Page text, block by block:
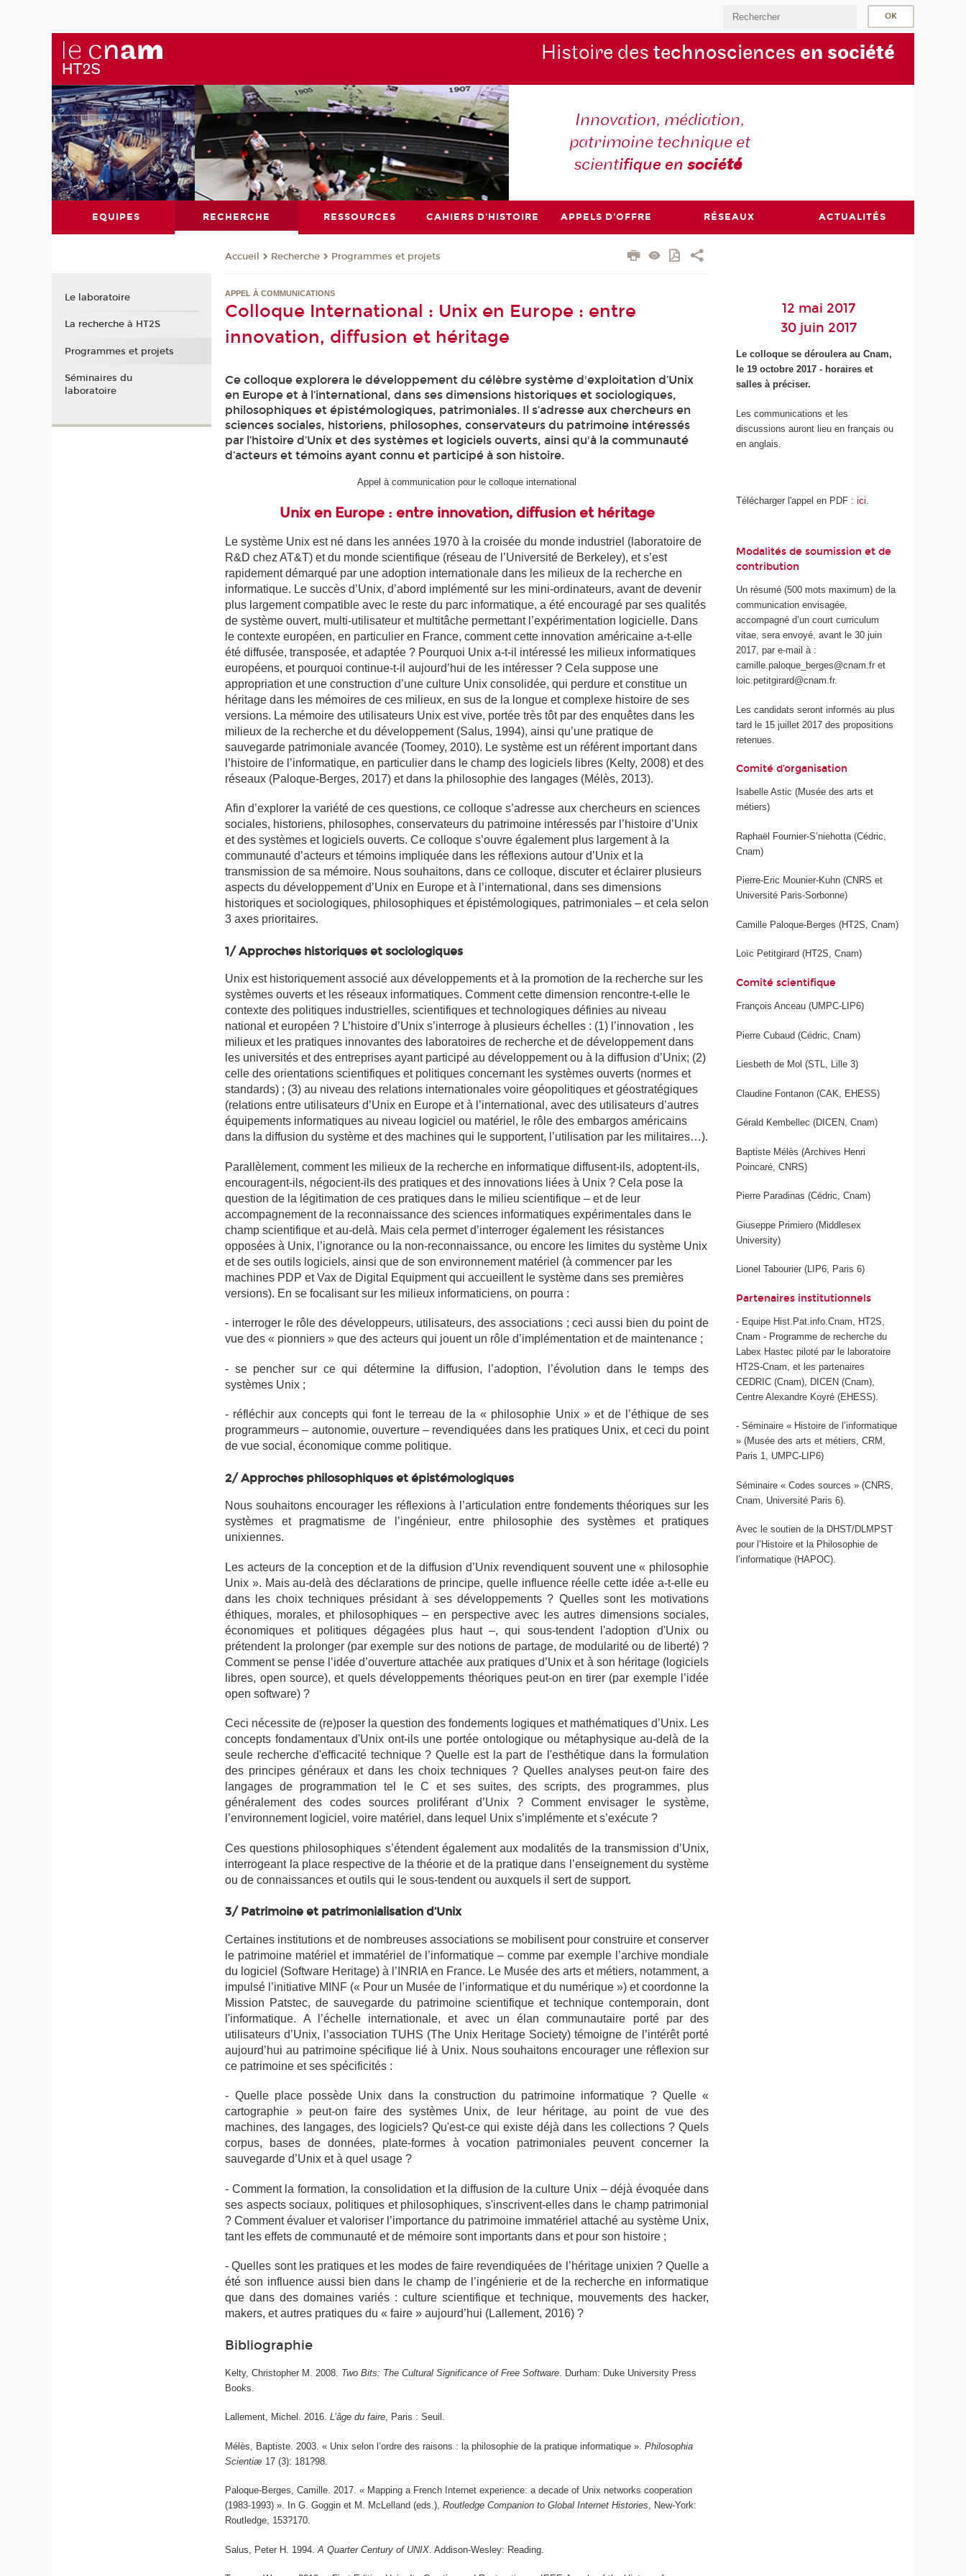
Histoire des technosciences en société
Innovation, médiation,
patrimoine technique et
scientifique ensociété
EQUIPES RECHERCHE RESSOURCES CAHIERS D'HISTOIRE APPELS D'OFFRE RÉSEAUX ACTUALITÉS
Accueil Recherche Programmes et projets
APPEL À COMMUNICATIONS
Colloque International : Unix en Europe : entre
innovation, diffusion et héritage
Ce colloque explorera le développement du célèbre système d'exploitation d’Unix
en Europe et à l’international, dans ses dimensions historiques et sociologiques,
philosophiques et épistémologiques, patrimoniales. Il s’adresse aux chercheurs en
sciences sociales, historiens, philosophes, conservateurs du patrimoine intéressés
par l’histoire d’Unix et des systèmes et logiciels ouverts, ainsi qu'à la communauté
d’acteurs et témoins ayant connu et participé à son histoire.
Appel à communication pour le colloque international
Unix en Europe : entre innovation, diffusion et héritage
Le système Unix est né dans les années 1970 à la croisée du monde industriel (laboratoire de
R&D chez AT&T) et du monde scientifique (réseau de l’Université de Berkeley), et s’est
rapidement démarqué par une adoption internationale dans les milieux de la recherche en
informatique. Le succès d’Unix, d’abord implémenté sur les mini-ordinateurs, avant de devenir
plus largement compatible avec le reste du parc informatique, a été encouragé par ses qualités
de système ouvert, multi-utilisateur et multitâche permettant l’expérimentation logicielle. Dans
le contexte européen, en particulier en France, comment cette innovation américaine a-t-elle
été diffusée, transposée, et adaptée ? Pourquoi Unix a-t-il intéressé les milieux informatiques
européens, et pourquoi continue-t-il aujourd’hui de les intéresser ? Cela suppose une
appropriation et une construction d’une culture Unix consolidée, qui perdure et constitue un
héritage dans les mémoires de ces milieux, en sus de la longue et complexe histoire de ses
versions. La mémoire des utilisateurs Unix est vive, portée très tôt par des enquêtes dans les
milieux de la recherche et du développement (Salus, 1994), ainsi qu’une pratique de
sauvegarde patrimoniale avancée (Toomey, 2010). Le système est un référent important dans
l’histoire de l’informatique, en particulier dans le champ des logiciels libres (Kelty, 2008) et des
réseaux (Paloque-Berges, 2017) et dans la philosophie des langages (Mélès, 2013).
Afin d’explorer la variété de ces questions, ce colloque s’adresse aux chercheurs en sciences
sociales, historiens, philosophes, conservateurs du patrimoine intéressés par l’histoire d’Unix
et des systèmes et logiciels ouverts. Ce colloque s’ouvre également plus largement à la
communauté d’acteurs et témoins impliquée dans les réflexions autour d’Unix et la
transmission de sa mémoire. Nous souhaitons, dans ce colloque, discuter et éclairer plusieurs
aspects du développement d’Unix en Europe et à l’international, dans ses dimensions
historiques et sociologiques, philosophiques et épistémologiques, patrimoniales – et cela selon
3 axes prioritaires.
1/ Approches historiques et sociologiques
Unix est historiquement associé aux développements et à la promotion de la recherche sur les
systèmes ouverts et les réseaux informatiques. Comment cette dimension rencontre-t-elle le
contexte des politiques industrielles, scientifiques et technologiques définies au niveau
national et européen ? L’histoire d’Unix s’interroge à plusieurs échelles : (1) l’innovation , les
milieux et les pratiques innovantes des laboratoires de recherche et de développement dans
les universités et des entreprises ayant participé au développement ou à la diffusion d’Unix; (2)
celle des orientations scientifiques et politiques concernant les systèmes ouverts (normes et
standards) ; (3) au niveau des relations internationales voire géopolitiques et géostratégiques
(relations entre utilisateurs d’Unix en Europe et à l’international, avec des utilisateurs d’autres
équipements informatiques au niveau logiciel ou matériel, le rôle des embargos américains
dans la diffusion du système et des machines qui le supportent, l’utilisation par les militaires…).
Parallèlement, comment les milieux de la recherche en informatique diffusent-ils, adoptent-ils,
encouragent-ils, négocient-ils des pratiques et des innovations liées à Unix ? Cela pose la
question de la légitimation de ces pratiques dans le milieu scientifique – et de leur
accompagnement de la reconnaissance des sciences informatiques expérimentales dans le
champ scientifique et au-delà. Mais cela permet d’interroger également les résistances
opposées à Unix, l’ignorance ou la non-reconnaissance, ou encore les limites du système Unix
et de ses outils logiciels, ainsi que de son environnement matériel (à commencer par les
machines PDP et Vax de Digital Equipment qui accueillent le système dans ses premières
versions). En se focalisant sur les milieux informaticiens, on pourra :
- interroger le rôle des développeurs, utilisateurs, des associations ; ceci aussi bien du point de
vue des « pionniers » que des acteurs qui jouent un rôle d’implémentation et de maintenance ;
- se pencher sur ce qui détermine la diffusion, l’adoption, l’évolution dans le temps des
systèmes Unix ;
- réfléchir aux concepts qui font le terreau de la « philosophie Unix » et de l’éthique de ses
programmeurs – autonomie, ouverture – revendiquées dans les pratiques Unix, et ceci du point
de vue social, économique comme politique.
2/ Approches philosophiques et épistémologiques
Nous souhaitons encourager les réflexions à l’articulation entre fondements théoriques sur les
systèmes et pragmatisme de l’ingénieur, entre philosophie des systèmes et pratiques
unixiennes.
Les acteurs de la conception et de la diffusion d’Unix revendiquent souvent une « philosophie
Unix ». Mais au-delà des déclarations de principe, quelle influence réelle cette idée a-t-elle eu
dans les choix techniques présidant à ses développements ? Quelles sont les motivations
éthiques, morales, et philosophiques – en perspective avec les autres dimensions sociales,
économiques et politiques dégagées plus haut –, qui sous-tendent l'adoption d'Unix ou
prétendent la prolonger (par exemple sur des notions de partage, de modularité ou de liberté) ?
Comment se pense l’idée d’ouverture attachée aux pratiques d’Unix et à son héritage (logiciels
libres, open source), et quels développements théoriques peut-on en tirer (par exemple l’idée
open software) ?
Ceci nécessite de (re)poser la question des fondements logiques et mathématiques d’Unix. Les
concepts fondamentaux d'Unix ont-ils une portée ontologique ou métaphysique au-delà de la
seule recherche d'efficacité technique ? Quelle est la part de l'esthétique dans la formulation
des principes généraux et dans les choix techniques ? Quelles analyses peut-on faire des
langages de programmation tel le C et ses suites, des scripts, des programmes, plus
généralement des codes sources proliférant d’Unix ? Comment envisager le système,
l’environnement logiciel, voire matériel, dans lequel Unix s’implémente et s’exécute ?
Ces questions philosophiques s’étendent également aux modalités de la transmission d’Unix,
interrogeant la place respective de la théorie et de la pratique dans l’enseignement du système
ou de connaissances et outils qui le sous-tendent ou auxquels il sert de support.
3/ Patrimoine et patrimonialisation d’Unix
Certaines institutions et de nombreuses associations se mobilisent pour construire et conserver
le patrimoine matériel et immatériel de l’informatique – comme par exemple l’archive mondiale
du logiciel (Software Heritage) à l’INRIA en France. Le Musée des arts et métiers, notamment, a
impulsé l’initiative MINF (« Pour un Musée de l’informatique et du numérique ») et coordonne la
Mission Patstec, de sauvegarde du patrimoine scientifique et technique contemporain, dont
l'informatique. A l’échelle internationale, et avec un élan communautaire porté par des
utilisateurs d’Unix, l’association TUHS (The Unix Heritage Society) témoigne de l’intérêt porté
aujourd’hui au patrimoine spécifique lié à Unix. Nous souhaitons encourager une réflexion sur
ce patrimoine et ses spécificités :
- Quelle place possède Unix dans la construction du patrimoine informatique ? Quelle «
cartographie » peut-on faire des systèmes Unix, de leur héritage, au point de vue des
machines, des langages, des logiciels? Qu'est-ce qui existe déjà dans les collections ? Quels
corpus, bases de données, plate-formes à vocation patrimoniales peuvent concerner la
sauvegarde d’Unix et à quel usage ?
- Comment la formation, la consolidation et la diffusion de la culture Unix – déjà évoquée dans
ses aspects sociaux, politiques et philosophiques, s'inscrivent-elles dans le champ patrimonial
? Comment évaluer et valoriser l’importance du patrimoine immatériel attaché au système Unix,
tant les effets de communauté et de mémoire sont importants dans et pour son histoire ;
- Quelles sont les pratiques et les modes de faire revendiquées de l’héritage unixien ? Quelle a
été son influence aussi bien dans le champ de l’ingénierie et de la recherche en informatique
que dans des domaines variés : culture scientifique et technique, mouvements des hacker,
makers, et autres pratiques du « faire » aujourd’hui (Lallement, 2016) ?
Bibliographie
Kelty, Christopher M. 2008. Two Bits: The Cultural Significance of Free Software . Durham: Duke University Press
Books.
Lallement, Michel. 2016. L’âge du faire, Paris : Seuil.
Mélès, Baptiste. 2003. « Unix selon l’ordre des raisons : la philosophie de la pratique informatique ».Philosophia
Scientiæ 17 (3): 181?98.
Paloque-Berges, Camille. 2017. « Mapping a French Internet experience: a decade of Unix networks cooperation
(1983-1993) ». In G. Goggin et M. McLelland (eds.),Routledge Companion to Global Internet Histories, New-York:
Routledge, 153?170.
Salus, Peter H. 1994.A Quarter Century of UNIX . Addison-Wesley: Reading.
12 mai 2017
30 juin 2017
Le colloque se déroulera au Cnam,
le 19 octobre 2017 - horaires et
salles à préciser.
Les communications et les
discussions auront lieu en français ou
en anglais.
Télécharger l'appel en PDF :ici.
Modalités de soumission et de
contribution
Un résumé (500 mots maximum) de la
communication envisagée,
accompagné d’un court curriculum
vitae, sera envoyé, avant le 30 juin
2017, par e-mail à :
camille.paloque_berges@cnam.fr et
loic.petitgirard@cnam.fr.
Les candidats seront informés au plus
tard le 15 juillet 2017 des propositions
retenues.
Comité d’organisation
Isabelle Astic (Musée des arts et
métiers)
Raphaël Fournier-S’niehotta (Cédric,
Cnam)
Pierre-Eric Mounier-Kuhn (CNRS et
Université Paris-Sorbonne)
Camille Paloque-Berges (HT2S, Cnam)
Loïc Petitgirard (HT2S, Cnam)
Comité scientifique
François Anceau (UMPC-LIP6)
Pierre Cubaud (Cédric, Cnam)
Liesbeth de Mol (STL, Lille 3)
Claudine Fontanon (CAK, EHESS)
Gérald Kembellec (DICEN, Cnam)
Baptiste Mélès (Archives Henri
Poincaré, CNRS)
Pierre Paradinas (Cédric, Cnam)
Giuseppe Primiero (Middlesex
University)
Lionel Tabourier (LIP6, Paris 6)
Partenaires institutionnels
- Equipe Hist.Pat.info.Cnam, HT2S,
Cnam - Programme de recherche du
Labex Hastec piloté par le laboratoire
HT2S-Cnam, et les partenaires
CEDRIC (Cnam), DICEN (Cnam),
Centre Alexandre Koyré (EHESS).
- Séminaire « Histoire de l’informatique
» (Musée des arts et métiers, CRM,
Paris 1, UMPC-LIP6)
Séminaire « Codes sources » (CNRS,
Cnam, Université Paris 6).
Avec le soutien de la DHST/DLMPST
pour l’Histoire et la Philosophie de
l’informatique (HAPOC).
Le laboratoire
La recherche à HT2S
Programmes et projets
Séminaires du
laboratoire